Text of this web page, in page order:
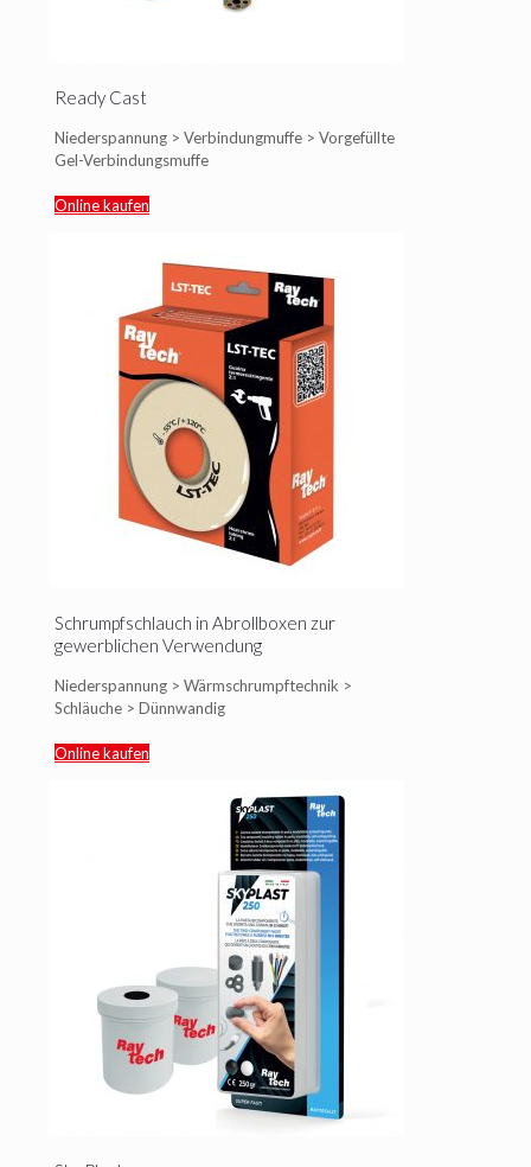
Ready Cast
Niederspannung > Verbindungmuffe > Vorgefüllte
Gel-Verbindungsmuffe
Online kaufen
Schrumpfschlauch in Abrollboxen zur
gewerblichen Verwendung
Niederspannung > Wärmschrumpftechnik >
Schläuche > Dünnwandig
Online kaufen